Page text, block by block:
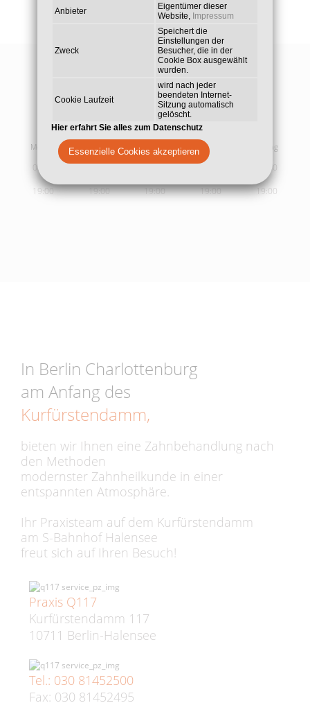
Anbieter
Eigentümer dieser
Website, Impressum
Zweck
Speichert die
Einstellungen der
Besucher, die in der
Cookie Box ausgewählt
wurden.
Cookie Laufzeit
wird nach jeder
beendeten Internet-
Sitzung automatisch
gelöscht.
Hier erfahrt Sie alles zum Datenschutz
Essenzielle Cookies akzeptieren
Sprech- undBehandlungszeiten
Montag
09:00
19:00
Dienstag
09:00
19:00
Mittwoch
09:00
19:00
Donnerstag
09:00
19:00
Freitag
09:00
19:00
In Berlin Charlottenburg
am Anfang des
Kurfürstendamm,
bieten wir Ihnen eine Zahnbehandlung nach
den Methoden
modernster Zahnheilkunde in einer
entspannten Atmosphäre.
Ihr Praxisteam auf dem Kurfürstendamm
am S-Bahnhof Halensee
freut sich auf Ihren Besuch!
Praxis Q117
Kurfürstendamm 117
10711 Berlin-Halensee
Tel.: 030 81452500
Fax: 030 81452495